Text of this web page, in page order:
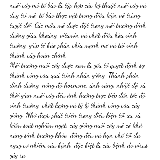
nuôi cấy mô tế bào là tập hợp các kỹ thuật nuôi cấy và
duy trì mô, tế bào thực vật trong điều kiện vô trùng
tuyệt đối. Các mẫu mô được đặt trong môi trường dinh
dưỡng giàu khoáng, vitamin và chất điều hòa sinh
trưởng, giúp tế bào phân chia mạnh mẽ và tái sinh
thành cây hoàn chỉnh.
Môi trường nuôi cấy được xem là yếu tố quyết định sự
thành công của quá trình nhân giống. Thành phần
dinh dưỡng, nồng độ hormone, ánh sáng, nhiệt độ và
thời gian nuôi cấy đều ảnh hưởng trực tiếp đến tốc độ
sinh trưởng, chất lượng và tỷ lệ thành công của cây
giống. Nhờ được phát triển trong điều kiện tối ưu và
kiểm soát nghiêm ngặt, cây giống nuôi cấy mô có khả
năng sinh trưởng khỏe, đồng đều và hạn chế tối đa
nguy cơ nhiễm sâu bệnh, đặc biệt là các bệnh do virus
gây ra.